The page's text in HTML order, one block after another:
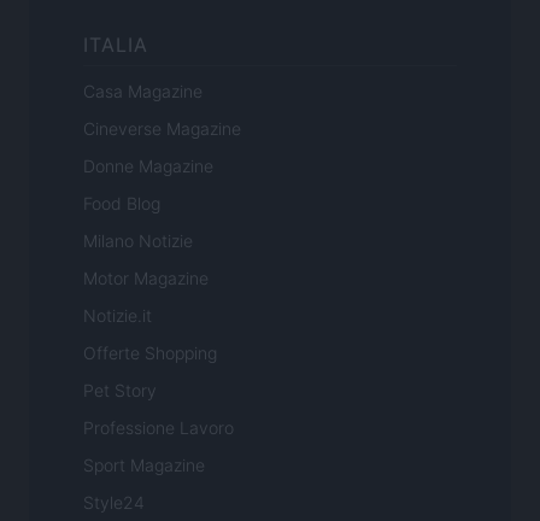
ITALIA
Casa Magazine
Cineverse Magazine
Donne Magazine
Food Blog
Milano Notizie
Motor Magazine
Notizie.it
Offerte Shopping
Pet Story
Professione Lavoro
Sport Magazine
Style24